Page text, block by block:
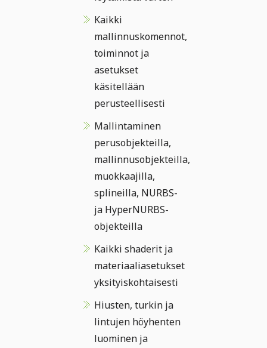
Kaikki
mallinnuskomennot,
toiminnot ja
asetukset
käsitellään
perusteellisesti
Mallintaminen
perusobjekteilla,
mallinnusobjekteilla,
muokkaajilla,
splineilla, NURBS-
ja HyperNURBS-
objekteilla
Kaikki shaderit ja
materiaaliasetukset
yksityiskohtaisesti
Hiusten, turkin ja
lintujen höyhenten
luominen ja